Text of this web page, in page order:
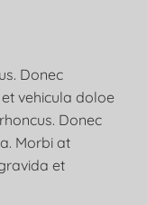
Donec
vehicula doloe
Donec
Morbi at
et